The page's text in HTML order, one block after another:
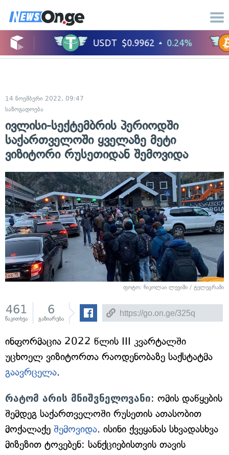
14 ნოემბერი 2022, 09:47
საზოგადოება
ივლისი-სექტემბრის პერიოდში
საქართველოში ყველაზე მეტი
ვიზიტორი რუსეთიდან შემოვიდა
ფოტო: ნიკოლაი ლევიში / ტელეგრამი
461
წაკითხვა
6
გაზიარება
ინფორმაცია 2022 წლის III კვარტალში
უცხოელ ვიზიტორთა რაოდენობაზე საქსტატმა
გაავრცელა.
რატომ არის მნიშვნელოვანი: ომის დაწყების
შემდეგ საქართველოში რუსეთის ათასობით
მოქალაქე შემოვიდა. ისინი ქვეყანას სხვადასხვა
მიზეზით ტოვებენ: სანქციებისთვის თავის